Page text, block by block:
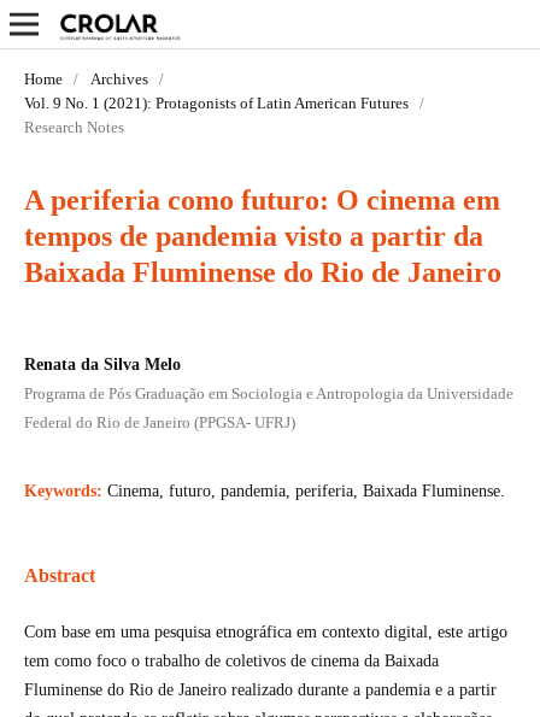
Home / Archives
/
Vol. 9 No. 1 (2021): Protagonists of Latin American Futures
/
Research Notes
A periferia como futuro: O cinema em
tempos de pandemia visto a partir da
Baixada Fluminense do Rio de Janeiro
Renata da Silva Melo
Programa de Pós Graduação em Sociologia e Antropologia da Universidade
Federal do Rio de Janeiro (PPGSA- UFRJ)
Keywords: Cinema, futuro, pandemia, periferia, Baixada Fluminense.
Abstract
Com base em uma pesquisa etnográfica em contexto digital, este artigo
tem como foco o trabalho de coletivos de cinema da Baixada
Fluminense do Rio de Janeiro realizado durante a pandemia e a partir